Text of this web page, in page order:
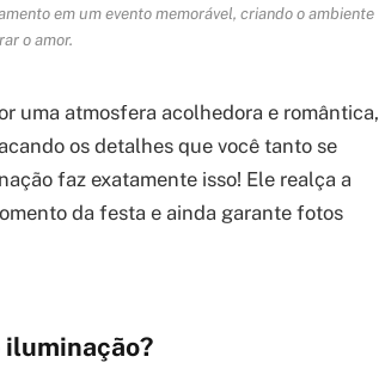
em um evento memorável, criando o ambiente
o amor.
uma atmosfera acolhedora e romântica,
os detalhes que você tanto se
faz exatamente isso! Ele realça a
da festa e ainda garante fotos
iluminação?